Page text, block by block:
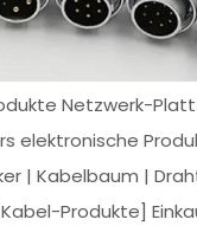
Netzwerk-
elektronische
| Kabelbaum |
Produkte]